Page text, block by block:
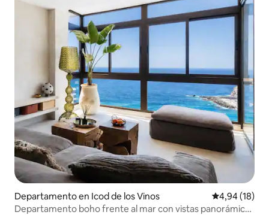
Departamento en Icod de los Vinos Calificación
4,94 (18)
Departamento boho frente al mar con vistas panorámicas